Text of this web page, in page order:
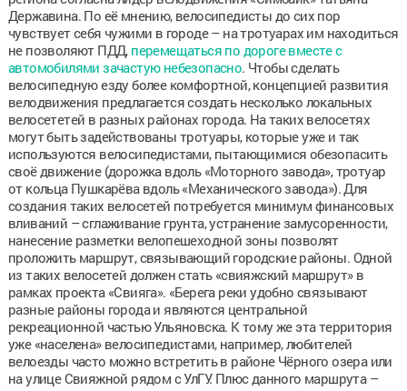
Державина. По её мнению, велосипедисты до сих пор
чувствует себя чужими в городе – на тротуарах им находиться
не позволяют ПДД, перемещаться по дороге вместе с
автомобилями зачастую небезопасно. Чтобы сделать
велосипедную езду более комфортной, концепцией развития
велодвижения предлагается создать несколько локальных
велосететей в разных районах города. На таких велосетях
могут быть задействованы тротуары, которые уже и так
используются велосипедистами, пытающимися обезопасить
своё движение (дорожка вдоль «Моторного завода», тротуар
от кольца Пушкарёва вдоль «Механического завода»). Для
создания таких велосетей потребуется минимум финансовых
вливаний – сглаживание грунта, устранение замусоренности,
нанесение разметки велопешеходной зоны позволят
проложить маршрут, связывающий городские районы. Одной
из таких велосетей должен стать «свияжский маршрут» в
рамках проекта «Свияга». «Берега реки удобно связывают
разные районы города и являются центральной
рекреационной частью Ульяновска. К тому же эта территория
уже «населена» велосипедистами, например, любителей
велоезды часто можно встретить в районе Чёрного озера или
на улице Свияжной рядом с УлГУ. Плюс данного маршрута –